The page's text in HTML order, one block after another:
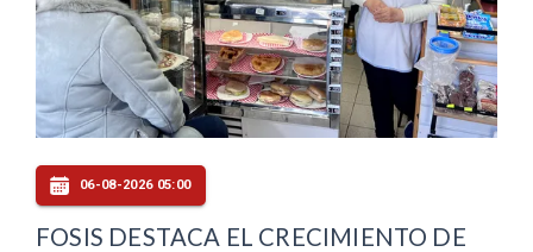
06-08-2026 05:00
FOSIS DESTACA EL CRECIMIENTO DE